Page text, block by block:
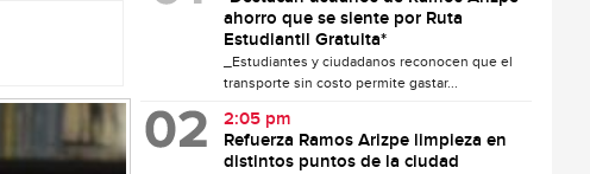
ahorro que se siente por Ruta
Estudiantil Gratuita*
_Estudiantes y ciudadanos reconocen que el
transporte sin costo permite gastar...
2:05 pm
Refuerza Ramos Arizpe limpieza en
distintos puntos de la ciudad